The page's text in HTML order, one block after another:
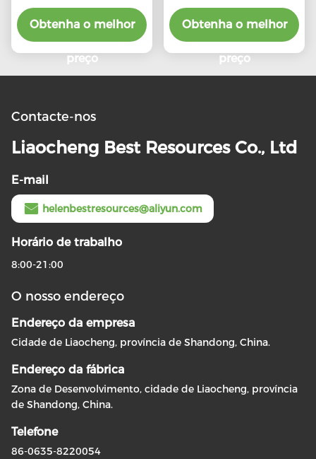
Obtenha o melhor
preço
Obtenha o melhor
preço
Contacte-nos
Liaocheng Best Resources Co., Ltd
E-mail
helenbestresources@aliyun.com
Horário de trabalho
8:00-21:00
O nosso endereço
Endereço da empresa
Cidade de Liaocheng, província de Shandong, China.
Endereço da fábrica
Zona de Desenvolvimento, cidade de Liaocheng, província
de Shandong, China.
Telefone
86-0635-8220054